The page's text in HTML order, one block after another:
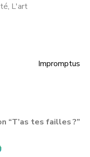
, L'art
Impromptus
“T’as tes failles ?”